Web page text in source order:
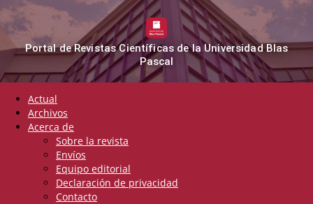
Portal de Revistas Científicas de la Universidad Blas
Pascal
Actual
Archivos
Acerca de
Sobre la revista
Envíos
Equipo editorial
Declaración de privacidad
Contacto